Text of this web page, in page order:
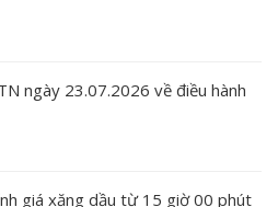
ngày 23.07.2026 về điều hành
giá xăng dầu từ 15 giờ 00 phút